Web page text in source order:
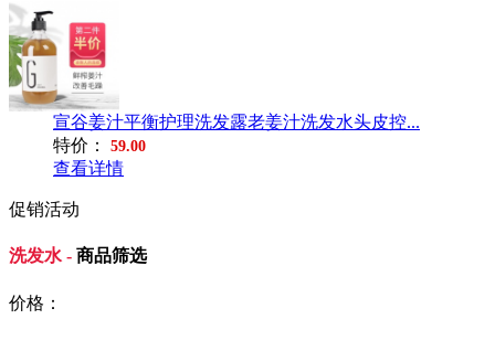
宣谷姜汁平衡护理洗发露老姜汁洗发水头皮控...
特价：
59.00
查看详情
促销活动
洗发水 - 商品筛选
价格：